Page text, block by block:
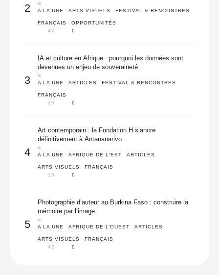
2
in
A LA UNE
ARTS VISUELS FESTIVAL & RENCONTRES
FRANÇAIS
OPPORTUNITÉS
47
0
3
IA et culture en Afrique : pourquoi les données sont
devenues un enjeu de souveraineté
in
A LA UNE
ARTICLES FESTIVAL & RENCONTRES
FRANÇAIS
25
0
4
Art contemporain : la Fondation H s’ancre
définitivement à Antananarivo
in
A LA UNE
AFRIQUE DE L'EST ARTICLES
ARTS VISUELS
FRANÇAIS
15
0
5
Photographie d’auteur au Burkina Faso : construire la
mémoire par l’image
in
A LA UNE
AFRIQUE DE L’OUEST ARTICLES
ARTS VISUELS
FRANÇAIS
42
0